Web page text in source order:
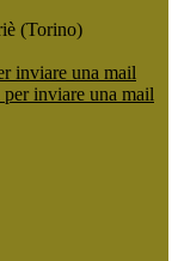
(Torino)
inviare una mail
inviare una mail